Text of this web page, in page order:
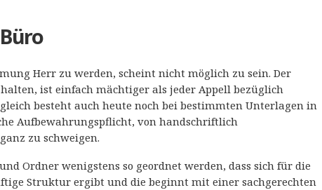
Herr zu werden, scheint nicht möglich zu sein. Der
ist einfach mächtiger als jeder Appell bezüglich
besteht auch heute noch bei bestimmten Unterlagen in
Aufbewahrungspflicht, von handschriftlich
zu schweigen.
Ordner wenigstens so geordnet werden, dass sich für die
Struktur ergibt und die beginnt mit einer sachgerechten